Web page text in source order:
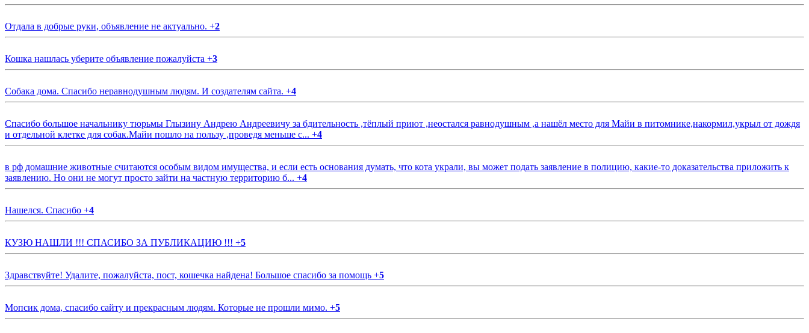
Отдала в добрые руки, объявление не актуально. +2
Кошка нашлась уберите объявление пожалуйста +3
Собака дома. Спасибо неравнодушным людям. И создателям сайта. +4
Спасибо большое начальнику тюрьмы Глызину Андрею Андреевичу за бдительность ,тёплый приют ,неостался равнодушным ,а нашёл место для Майи в питомнике,накормил,укрыл от дождя
и отдельной клетке для собак.Майи пошло на пользу ,проведя меньше с... +4
в рф домашние животные считаются особым видом имущества, и если есть основания думать, что кота украли, вы может подать заявление в полицию, какие-то доказательства приложить к
заявлению. Но они не могут просто зайти на частную территорию б... +4
Нашелся. Спасибо +4
КУЗЮ НАШЛИ !!! СПАСИБО ЗА ПУБЛИКАЦИЮ !!! +5
Здравствуйте! Удалите, пожалуйста, пост, кошечка найдена! Большое спасибо за помощь +5
Мопсик дома, спасибо сайту и прекрасным людям. Которые не прошли мимо. +5